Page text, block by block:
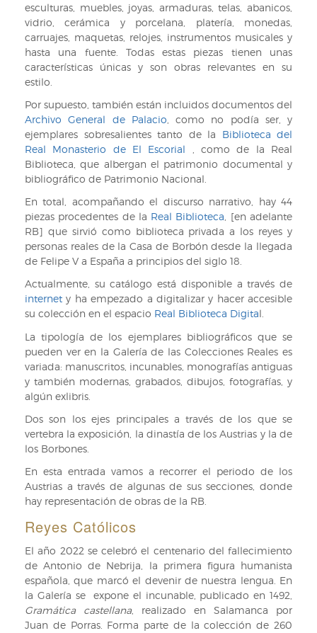
esculturas, muebles, joyas, armaduras, telas, abanicos,
vidrio, cerámica y porcelana, platería, monedas,
carruajes, maquetas, relojes, instrumentos musicales y
hasta una fuente. Todas estas piezas tienen unas
características únicas y son obras relevantes en su
estilo.
Por supuesto, también están incluidos documentos del
Archivo General de Palacio , como no podía ser, y
ejemplares sobresalientes tanto de la Biblioteca del
Real Monasterio de El Escorial , como de la Real
Biblioteca, que albergan el patrimonio documental y
bibliográfico de Patrimonio Nacional.
En total, acompañando el discurso narrativo, hay 44
piezas procedentes de la Real Biblioteca , [en adelante
RB] que sirvió como biblioteca privada a los reyes y
personas reales de la Casa de Borbón desde la llegada
de Felipe V a España a principios del siglo 18.
Actualmente, su catálogo está disponible a través de
internet y ha empezado a digitalizar y hacer accesible
su colección en el espacio Real Biblioteca Digital.
La tipología de los ejemplares bibliográficos que se
pueden ver en la Galería de las Colecciones Reales es
variada: manuscritos, incunables, monografías antiguas
y también modernas, grabados, dibujos, fotografías, y
algún exlibris.
Dos son los ejes principales a través de los que se
vertebra la exposición, la dinastía de los Austrias y la de
los Borbones.
En esta entrada vamos a recorrer el periodo de los
Austrias a través de algunas de sus secciones, donde
hay representación de obras de la RB.
Reyes Católicos
El año 2022 se celebró el centenario del fallecimiento
de Antonio de Nebrija, la primera figura humanista
española, que marcó el devenir de nuestra lengua. En
la Galería se expone el incunable, publicado en 1492,
Gramática castellana, realizado en Salamanca por
Juan de Porras. Forma parte de la colección de 260